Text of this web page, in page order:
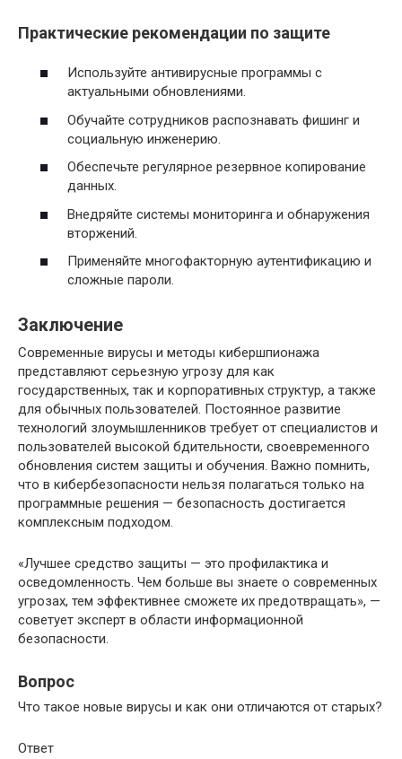
Практические рекомендации по защите
Используйте антивирусные программы с
актуальными обновлениями.
Обучайте сотрудников распознавать фишинг и
социальную инженерию.
Обеспечьте регулярное резервное копирование
данных.
Внедряйте системы мониторинга и обнаружения
вторжений.
Применяйте многофакторную аутентификацию и
сложные пароли.
Заключение
Современные вирусы и методы кибершпионажа
представляют серьезную угрозу для как
государственных, так и корпоративных структур, а также
для обычных пользователей. Постоянное развитие
технологий злоумышленников требует от специалистов и
пользователей высокой бдительности, своевременного
обновления систем защиты и обучения. Важно помнить,
что в кибербезопасности нельзя полагаться только на
программные решения — безопасность достигается
комплексным подходом.
«Лучшее средство защиты — это профилактика и
осведомленность. Чем больше вы знаете о современных
угрозах, тем эффективнее сможете их предотвращать», —
советует эксперт в области информационной
безопасности.
Вопрос
Что такое новые вирусы и как они отличаются от старых?
Ответ